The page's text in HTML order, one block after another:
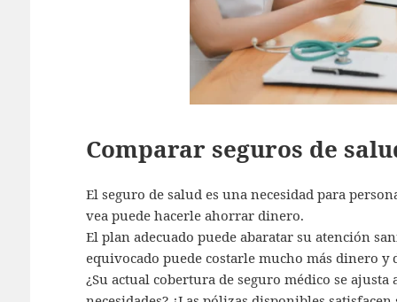
Comparar seguros de
El seguro de salud es una necesidad para
vea puede hacerle ahorrar dinero.
El plan adecuado puede abaratar su atención
equivocado puede costarle mucho más dinero
¿Su actual cobertura de seguro médico se